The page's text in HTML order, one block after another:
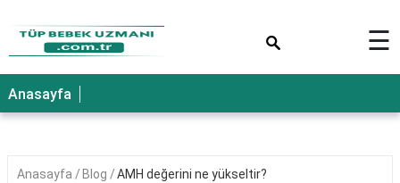
☰
Anasayfa
Anasayfa Blog AMH değerini ne yükseltir?